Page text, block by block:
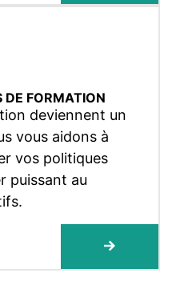
DE FORMATION
deviennent un
vous aidons à
vos politiques
puissant au